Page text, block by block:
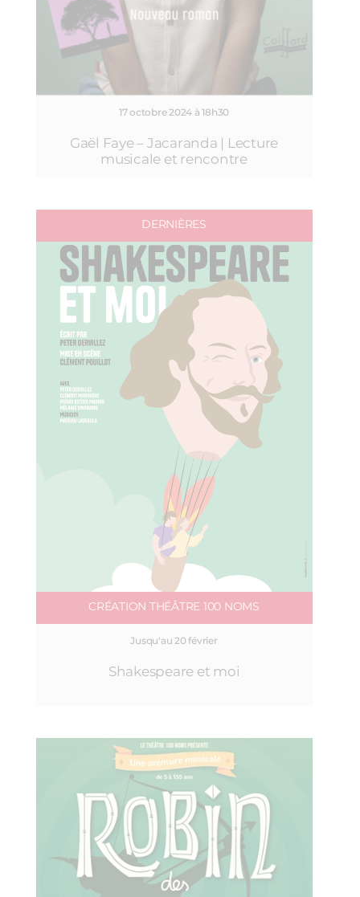
17 octobre 2024 à 18h30
Gaël Faye – Jacaranda | Lecture
musicale et rencontre
DERNIÈRES
CRÉATION THÉÂTRE 100 NOMS
Jusqu'au 20 février
Shakespeare et moi